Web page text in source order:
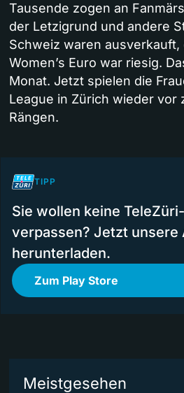
Tausende zogen an
der Letzigrund und andere
Schweiz waren ausverkauft,
Women’s Euro war riesig.
Monat. Jetzt spielen die
League in Zürich wieder vor
Rängen.
TIPP
Sie wollen keine
verpassen? Jetzt unsere
herunterladen.
Zum Play Store
Meistgesehen